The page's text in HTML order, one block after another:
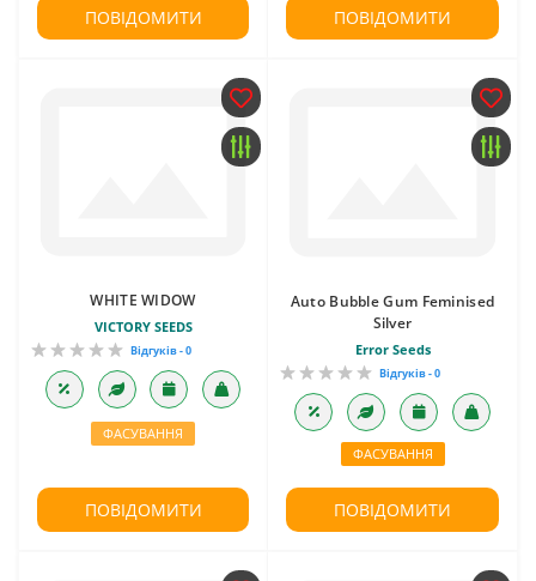
ПОВІДОМИТИ ПОВІДОМИТИ
WHITE WIDOW
VICTORY SEEDS
Відгуків - 0
ФАСУВАННЯ
ПОВІДОМИТИ
Auto Bubble Gum Feminised
Silver
Error Seeds
Відгуків - 0
ФАСУВАННЯ
ПОВІДОМИТИ